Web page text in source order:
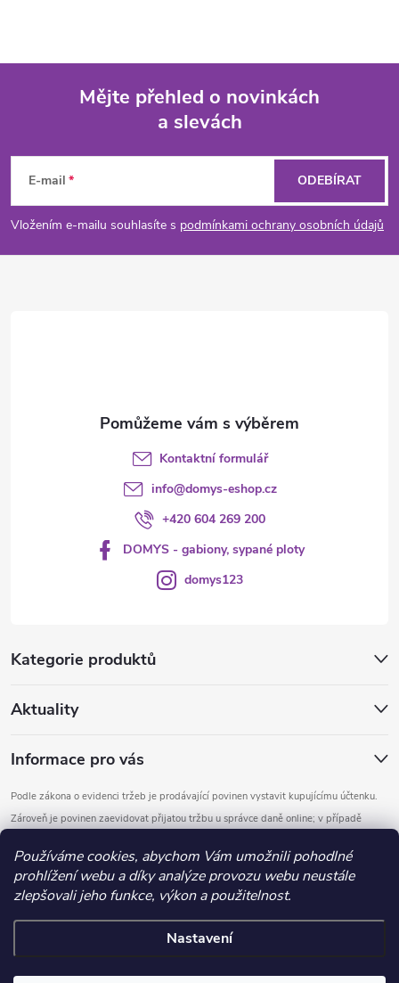
Používáme cookies, abychom Vám umožnili pohodlné
prohlížení webu a díky analýze provozu webu neustále
zlepšovali jeho funkce, výkon a použitelnost.
Nastavení
p
Mějte přehled o novinkách
a slevách
E-mail
Vložením e-mailu souhlasíte s podmínkami ochrany osobních údajů
ODEBÍRAT
Kategorie produktů
Aktuality
Informace pro vás
Podle zákona o evidenci tržeb je prodávající povinen vystavit kupujícímu účtenku.
Zároveň je povinen zaevidovat přijatou tržbu u správce daně online; v případě
Kontaktní formulář
info@domys-eshop.cz
+420 604 269 200
DOMYS - gabiony, sypané ploty
domys123
Vytvořil Shoptet
Copyright 2026DOMYS. Všechna práva vyhrazena.